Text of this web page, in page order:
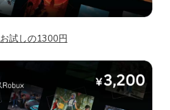
お試しの1300円